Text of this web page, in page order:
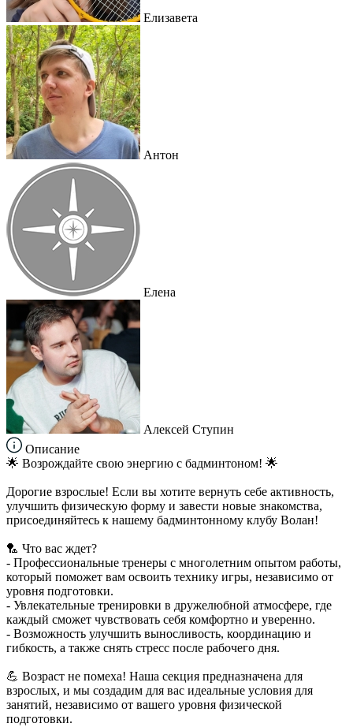
Елизавета
Антон
Елена
Алексей Ступин
Описание
🌟 Возрождайте свою энергию с бадминтоном! 🌟
Дорогие взрослые! Если вы хотите вернуть себе активность,
улучшить физическую форму и завести новые знакомства,
присоединяйтесь к нашему бадминтонному клубу Волан!
🏸 Что вас ждет?
- Профессиональные тренеры с многолетним опытом работы,
который поможет вам освоить технику игры, независимо от
уровня подготовки.
- Увлекательные тренировки в дружелюбной атмосфере, где
каждый сможет чувствовать себя комфортно и уверенно.
- Возможность улучшить выносливость, координацию и
гибкость, а также снять стресс после рабочего дня.
💪 Возраст не помеха! Наша секция предназначена для
взрослых, и мы создадим для вас идеальные условия для
занятий, независимо от вашего уровня физической
подготовки.